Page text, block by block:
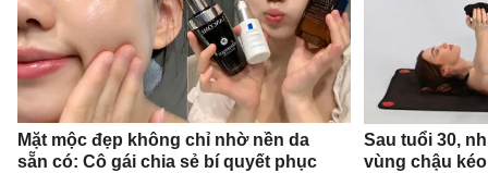
Mặt mộc đẹp không chỉ nhờ nền da
sẵn có: Cô gái chia sẻ bí quyết phục
Sau tuổi 30,
vùng chậu